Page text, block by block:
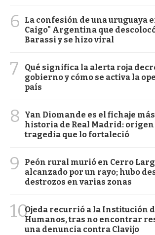
6
La confesión de una uruguaya
Caigo" Argentina que
Barassi y se hizo viral
7
Qué significa la alerta roja
gobierno y cómo se activa la
país
8
Yan Diomande es el fichaje
historia de Real Madrid: origen
tragedia que lo fortaleció
9
Peón rural murió en Cerro
alcanzado por un rayo; hubo
destrozos en varias zonas
10Ojeda recurrió a la Institución
Humanos, tras no encontrar
una denuncia contra Clavijo